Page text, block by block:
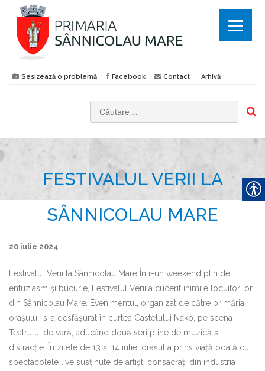
Sesizează o problemă Facebook Contact Arhivă
:
FESTIVALUL VERII LA
SÂNNICOLAU MARE
20 iulie 2024
Festivalul Verii la Sânnicolau Mare Într-un weekend plin de
entuziasm și bucurie, Festivalul Verii a cucerit inimile locuitorilor
din Sânnicolau Mare. Evenimentul, organizat de către primăria
orașului, s-a desfășurat în curtea Castelului Nako, pe scena
Teatrului de vară, aducând două seri pline de muzică și
distracție. În zilele de 13 și 14 iulie, orașul a prins viață odată cu
spectacolele live susținute de artiști consacrați din industria